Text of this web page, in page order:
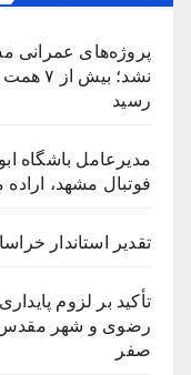
پروژه‌های عمرانی
رسید
مدیرعامل باشگاه
فوتبال مشهد،
تقدیر استاندار
تأکید بر لزوم
رضوی و شهر مقدس
صفر